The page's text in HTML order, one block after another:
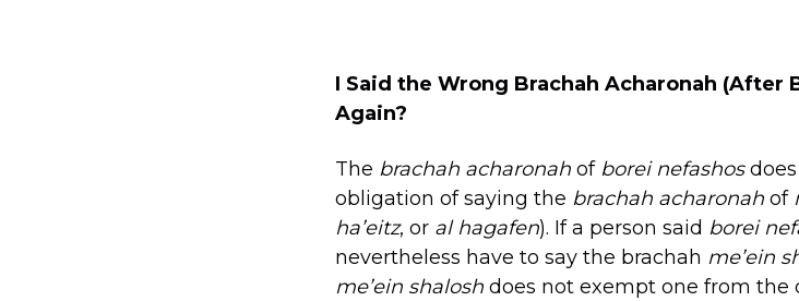
I Said the Wrong Brachah Acharonah (After
Again?
The brachah acharonah of borei nefashos
obligation of saying the brachah acharonah of
ha’eitz, or al hagafen). If a person said borei
nevertheless have to say the brachah me’ein
me’ein shalosh does not exempt one from the